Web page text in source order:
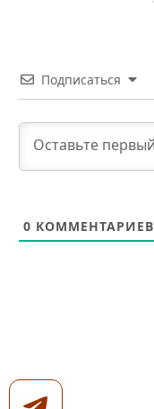
Подписаться
0 КОММЕНТАРИЕВ